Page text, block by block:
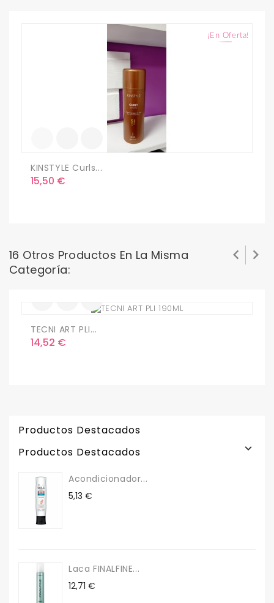
¡En Oferta!
KINSTYLE Curls...
Precio
15,50 €
16 Otros Productos En La Misma
Categoría:
TECNI ART PLI...
Precio
14,52 €
 
Productos Destacados
Productos Destacados

Acondicionador...
Precio
5,13 €
Laca FINALFINE...
Precio
12,71 €